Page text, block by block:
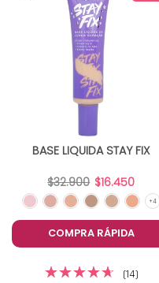
BASE LIQUIDA STAY FIX
$32.900 $16.450
COMPRA RÁPIDA
(14)